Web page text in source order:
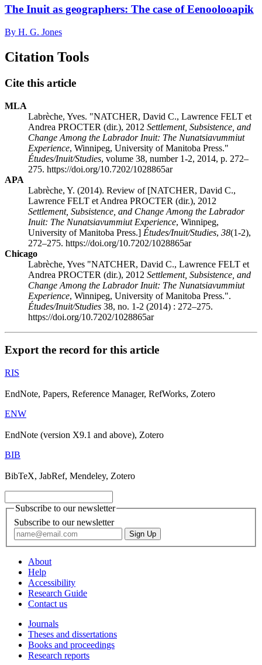
The Inuit as geographers: The case of Eenoolooapik
By H. G. Jones
Citation Tools
Cite this article
MLA
Labrèche, Yves. "NATCHER, David C., Lawrence FELT et
Andrea PROCTER (dir.), 2012 Settlement, Subsistence, and
Change Among the Labrador Inuit: The Nunatsiavummiut
Experience, Winnipeg, University of Manitoba Press."
Études/Inuit/Studies, volume 38, number 1-2, 2014, p. 272–
275. https://doi.org/10.7202/1028865ar
APA
Labrèche, Y. (2014). Review of [NATCHER, David C.,
Lawrence FELT et Andrea PROCTER (dir.), 2012
Settlement, Subsistence, and Change Among the Labrador
Inuit: The Nunatsiavummiut Experience, Winnipeg,
University of Manitoba Press.] Études/Inuit/Studies, 38(1-2),
272–275. https://doi.org/10.7202/1028865ar
Chicago
Labrèche, Yves "NATCHER, David C., Lawrence FELT et
Andrea PROCTER (dir.), 2012 Settlement, Subsistence, and
Change Among the Labrador Inuit: The Nunatsiavummiut
Experience, Winnipeg, University of Manitoba Press.".
Études/Inuit/Studies 38, no. 1-2 (2014) : 272–275.
https://doi.org/10.7202/1028865ar
Export the record for this article
RIS
EndNote, Papers, Reference Manager, RefWorks, Zotero
ENW
EndNote (version X9.1 and above), Zotero
BIB
BibTeX, JabRef, Mendeley, Zotero
Subscribe to our newsletter
Subscribe to our newsletter
About
Help
Accessibility
Research Guide
Contact us
Journals
Theses and dissertations
Books and proceedings
Research reports